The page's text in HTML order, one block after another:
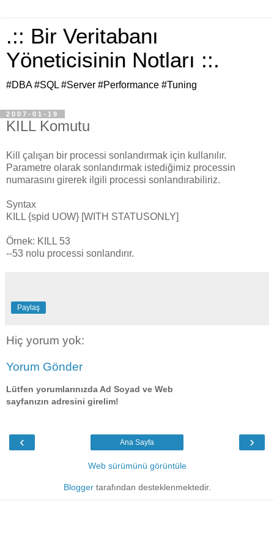
.:: Bir Veritabanı
Yöneticisinin Notları ::.
#DBA #SQL #Server #Performance #Tuning
2007-01-19
KILL Komutu
Kill çalışan bir processi sonlandırmak için kullanılır.
Parametre olarak sonlandırmak istediğimiz processin
numarasını girerek ilgili processi sonlandırabiliriz.
Syntax
KILL {spid UOW} [WITH STATUSONLY]
Örnek: KILL 53
--53 nolu processi sonlandırır.
Paylaş
Hiç yorum yok:
Yorum Gönder
Lütfen yorumlarınızda Ad Soyad ve Web
sayfanızın adresini girelim!
‹ ›
Ana Sayfa
Web sürümünü görüntüle
Bloggertarafından desteklenmektedir.